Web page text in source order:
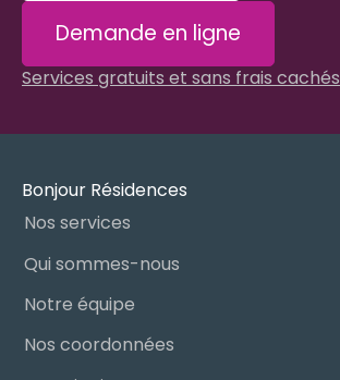
Demande en ligne
Services gratuits et sans frais cachés
Bonjour Résidences
Nos services
Qui sommes-nous
Notre équipe
Nos coordonnées